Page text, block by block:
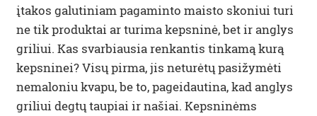
įtakos galutiniam pagaminto maisto skoniui turi
ne tik produktai ar turima kepsninė, bet ir anglys
griliui. Kas svarbiausia renkantis tinkamą kurą
kepsninei? Visų pirma, jis neturėtų pasižymėti
nemaloniu kvapu, be to, pageidautina, kad anglys
griliui degtų taupiai ir našiai. Kepsninėms